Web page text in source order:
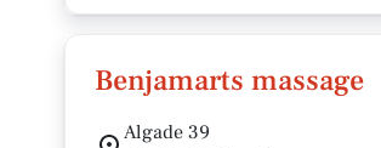
Benjamarts massage
Algade 39